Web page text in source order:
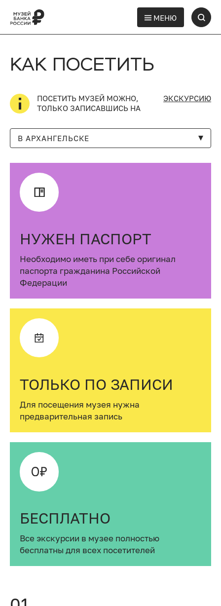
МЕНЮ
КАК ПОСЕТИТЬ
ПОСЕТИТЬ МУЗЕЙ МОЖНО,
ТОЛЬКО ЗАПИСАВШИСЬ НА
ЭКСКУРСИЮ
В АРХАНГЕЛЬСКЕ
НУЖЕН ПАСПОРТ
Необходимо иметь при себе оригинал
паспорта гражданина Российской
Федерации
ТОЛЬКО ПО ЗАПИСИ
Для посещения музея нужна
предварительная запись
БЕСПЛАТНО
Все экскурсии в музее полностью
бесплатны для всех посетителей